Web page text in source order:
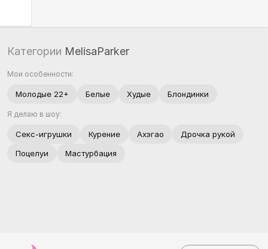
Категории MelisaParker
Мои особенности:
Молодые 22+ Белые Худые Блондинки
Я делаю в шоу:
Секс-игрушки Курение Ахэгао
Дрочка рукой
Поцелуи
Мастурбация